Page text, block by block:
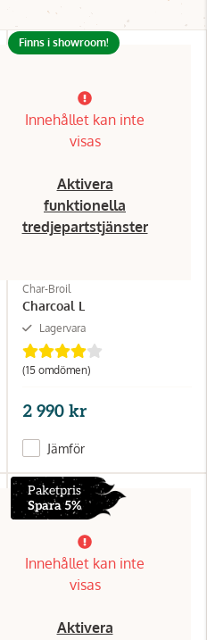
Innehållet kan inte
visas
Aktivera
funktionella
tredjepartstjänster
Char-Broil
Charcoal L
Lagervara
(15 omdömen)
Finns i showroom!
2 990 kr
Jämför
Paketpris
Spara 5%
Innehållet kan inte
visas
Aktivera